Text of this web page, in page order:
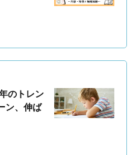
のトレン
ン、伸ば